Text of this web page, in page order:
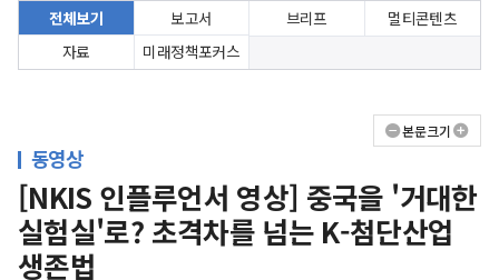
(NRC)
전체보기 보고서 브리프
멀티콘텐츠
자료
미래정책포커스
동영상
[NKIS 인플루언서 영상] 중국을 '거대한
실험실'로? 초격차를 넘는 K-첨단산업
생존법
본문크기